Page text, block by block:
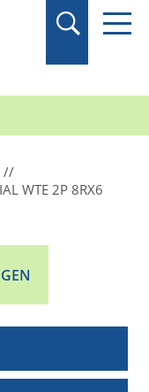
WTE 2P 8RX6